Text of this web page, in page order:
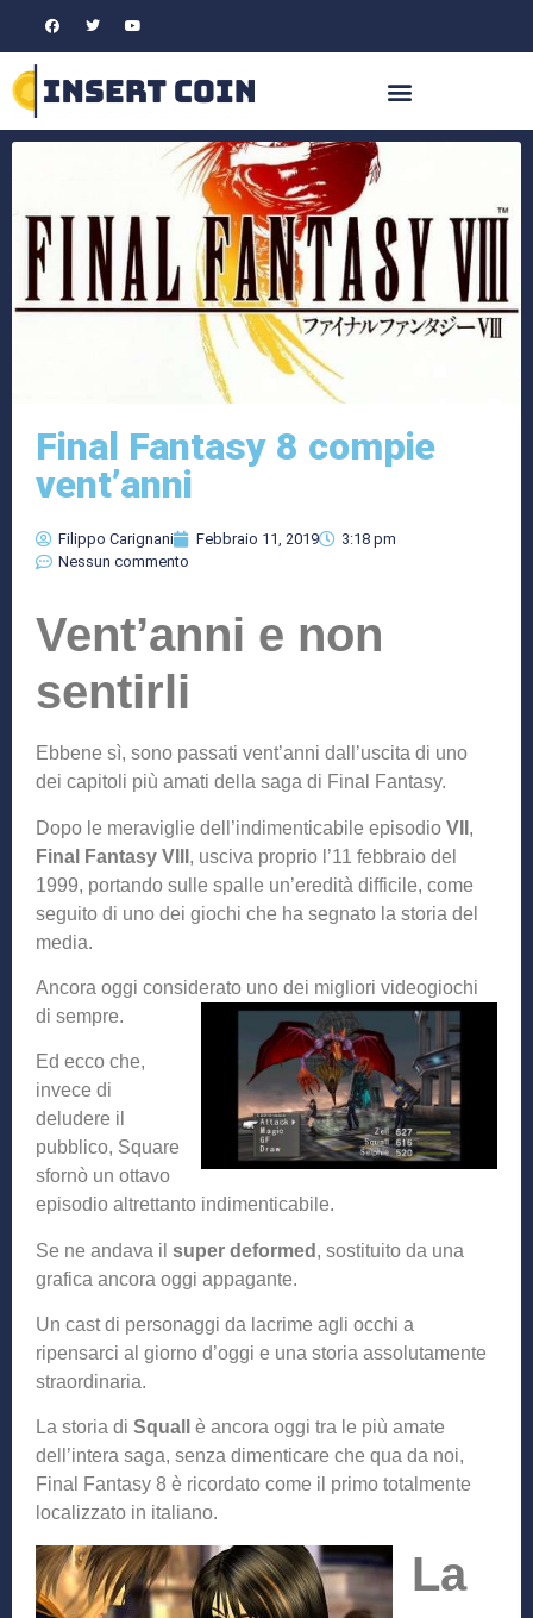
Final Fantasy 8 compie
vent’anni
Filippo Carignani Febbraio 11, 2019
3:18 pm
Nessun commento
Vent’anni e non
sentirli
Ebbene sì, sono passati vent’anni dall’uscita di uno
dei capitoli più amati della saga di Final Fantasy.
Dopo le meraviglie dell’indimenticabile episodio VII ,
Final Fantasy VIII , usciva proprio l’11 febbraio del
1999, portando sulle spalle un’eredità difficile, come
seguito di uno dei giochi che ha segnato la storia del
media.
Ancora oggi considerato uno dei migliori videogiochi
di sempre.
Ed ecco che,
invece di
deludere il
pubblico, Square
sfornò un ottavo
episodio altrettanto indimenticabile.
Se ne andava il super deformed , sostituito da una
grafica ancora oggi appagante.
Un cast di personaggi da lacrime agli occhi a
ripensarci al giorno d’oggi e una storia assolutamente
straordinaria.
La storia di Squall
è ancora oggi tra le più amate
dell’intera saga, senza dimenticare che qua da noi,
Final Fantasy 8 è ricordato come il primo totalmente
localizzato in italiano.
La